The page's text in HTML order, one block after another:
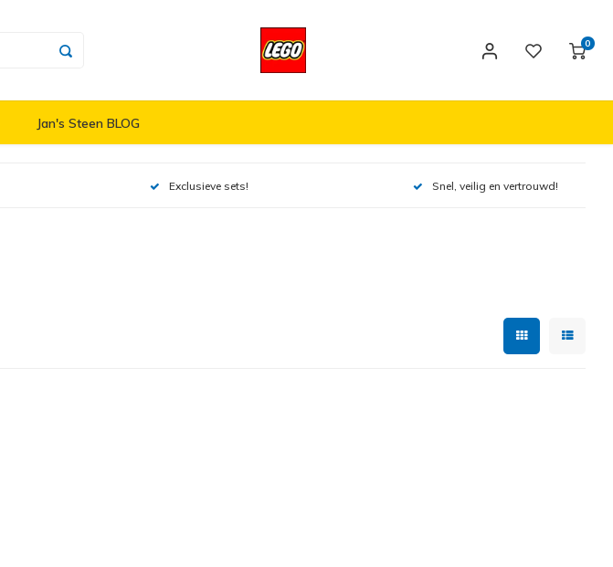
0
Jan's Steen BLOG
Exclusieve sets! Snel, veilig en vertrouwd!